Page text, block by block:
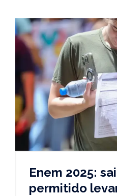
Enem 2025:
permitido